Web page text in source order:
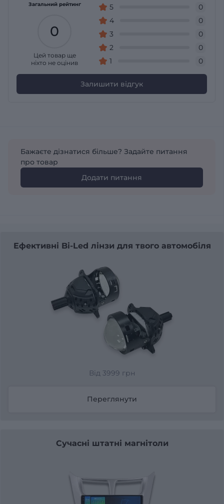
Загальний рейтинг
0
Цей товар ще
ніхто не оцінив
5
0
4
0
3
0
2
0
1
0
Залишити відгук
Бажаєте дізнатися більше? Задайте питання
про товар
Додати питання
Ефективні Bi-Led лінзи для твого автомобіля
Від 3999 грн
Переглянути
Сучасні штатні магнітоли